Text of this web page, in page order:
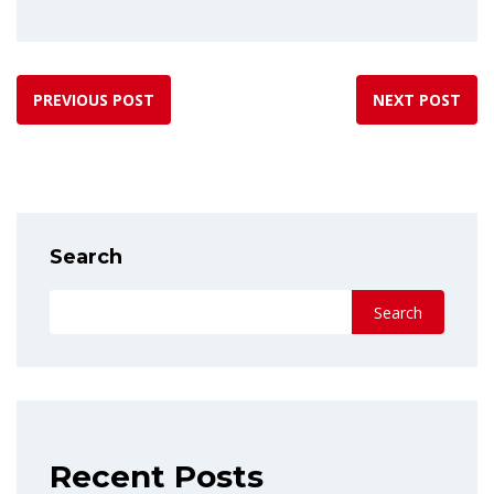
PREVIOUS POST NEXT POST
Search
Search
Recent Posts